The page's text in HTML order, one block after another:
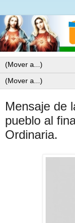
Mensaje de
pueblo al
Ordinaria.